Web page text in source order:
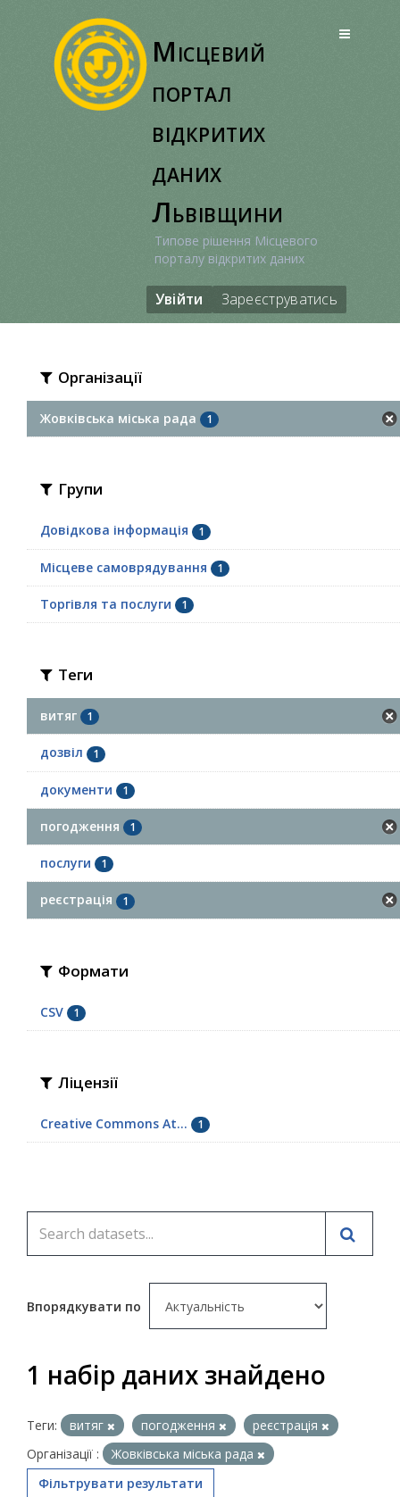
Місцевий
портал
відкритих
даних
Львівщини
Типове рішення Місцевого
порталу відкритих даних
Увійти Зареєструватись
Організації
Жовківська міська рада 1
Групи
Довідкова інформація 1
Місцеве самоврядування 1
Торгівля та послуги 1
Теги
витяг 1
дозвіл 1
документи 1
погодження 1
послуги 1
реєстрація 1
Формати
CSV 1
Ліцензії
Creative Commons At... 1
Впорядкувати по
1 набір даних знайдено
Теги: витяг погодження
реєстрація
Організації :
Жовківська міська рада
Фільтрувати результати